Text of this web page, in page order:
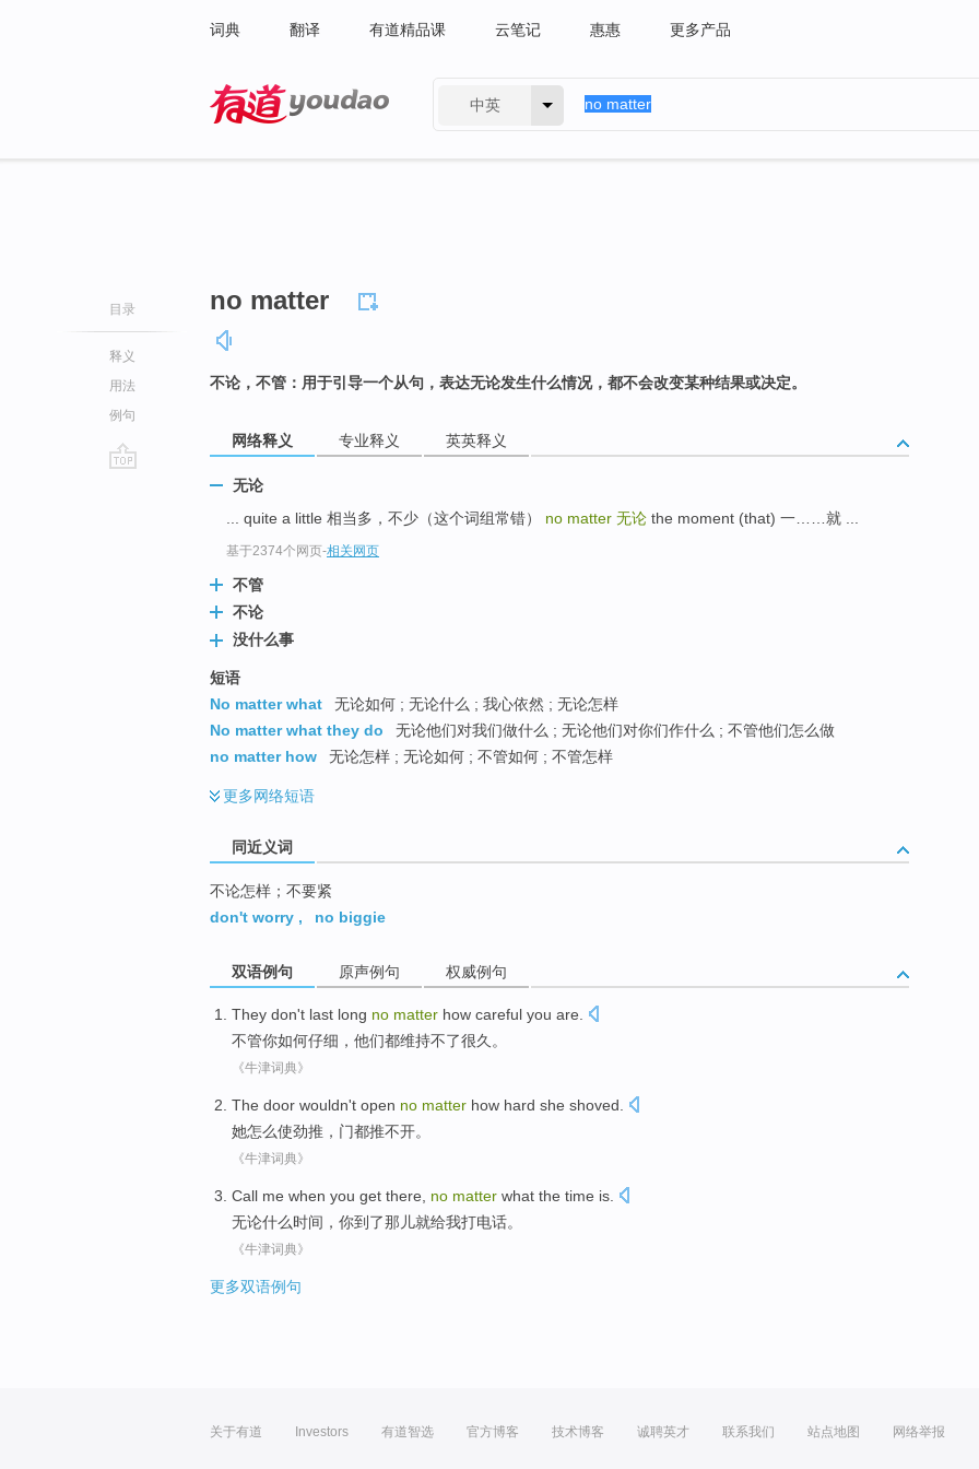
词典 翻译 有道精品课 云笔记 惠惠 更多产品
中英
目录
释义
用法
例句
no matter
不论，不管：用于引导一个从句，表达无论发生什么情况，都不会改变某种结果或决定。
网络释义 专业释义 英英释义
无论
... quite a little 相当多，不少（这个词组常错） no matter 无论 the moment (that) 一……就 ...
基于2374个网页-相关网页
不管
不论
没什么事
短语
No matter what
无论如何 ; 无论什么 ; 我心依然 ; 无论怎样
No matter what they do
无论他们对我们做什么 ; 无论他们对你们作什么 ; 不管他们怎么做
no matter how
无论怎样 ; 无论如何 ; 不管如何 ; 不管怎样
更多网络短语
同近义词
不论怎样；不要紧
don't worry , no biggie
双语例句 原声例句 权威例句
They don't last long no matter how careful you are.
不管你如何仔细 ， 他们都维持不了很久。
《牛津词典》
The door wouldn't open no matter how hard she shoved
她怎么使劲推 ， 门都推不开。
《牛津词典》
Call me when you get there no matter what the time is.
无论什么时间 ， 你到了那儿就给我打电话。
《牛津词典》
更多双语例句
关于有道 Investors 有道智选 官方博客 技术博客 诚聘英才 联系我们 站点地图 网络举报